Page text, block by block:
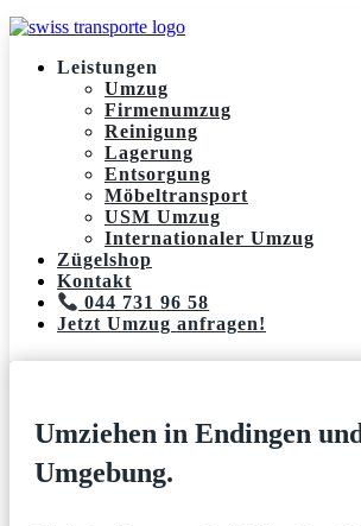
Leistungen
Umzug
Firmenumzug
Reinigung
Lagerung
Entsorgung
Möbeltransport
USM Umzug
Internationaler Umzug
Zügelshop
Kontakt
044 731 96 58
Jetzt Umzug anfragen!
Umziehen in Endingen und
Umgebung.